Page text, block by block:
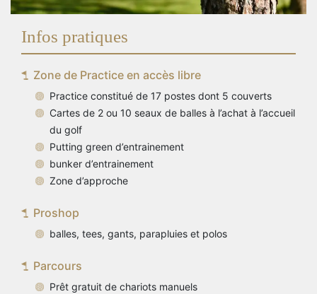
Infos pratiques
Zone de Practice en accès libre
Practice constitué de 17 postes dont 5 couverts
Cartes de 2 ou 10 seaux de balles à l’achat à l’accueil
du golf
Putting green d’entrainement
bunker d’entrainement
Zone d’approche
Proshop
balles, tees, gants, parapluies et polos
Parcours
Prêt gratuit de chariots manuels